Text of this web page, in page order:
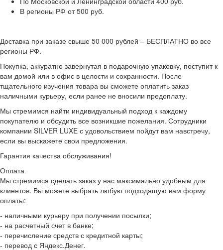
В регионы РФ от 500 руб.
Доставка при заказе свыше 50 000 рублей – БЕСПЛАТНО во все
регионы РФ.
Покупка, аккуратно завернутая в подарочную упаковку, поступит к
вам домой или в офис в целости и сохранности. После
тщательного изучения товара вы сможете оплатить заказ
наличными курьеру, если ранее не вносили предоплату.
Мы стремимся найти индивидуальный подход к каждому
покупателю и обсудить все возникшие пожелания. Сотрудники
компании SILVER LUXE с удовольствием пойдут вам навстречу,
если вы выскажете свои предложения.
Гарантия качества обслуживания!
Оплата
Мы стремимся сделать заказ у нас максимально удобным для
клиентов. Вы можете выбрать любую подходящую вам форму
оплаты:
- наличными курьеру при получении посылки;
- на расчетный счет в банке;
- перечисление средств с кредитной карты;
- перевод с Яндекс.Денег.